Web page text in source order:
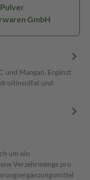
GmbH
und Mangan. Ergänzt
und
um ein
Verzehrmenge pro